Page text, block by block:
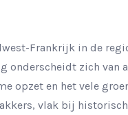
Frankrijk in de
onderscheidt zich van
opzet en het vele
vlak bij